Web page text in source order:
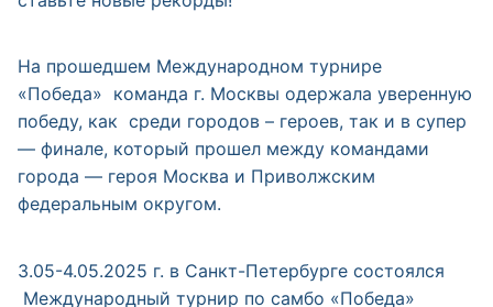
На прошедшем Международном турнире
«Победа» команда г. Москвы одержала уверенную
победу, как среди городов – героев, так и в супер
— финале, который прошел между командами
города — героя Москва и Приволжским
федеральным округом.
3.05-4.05.2025 г. в Санкт-Петербурге состоялся
Международный турнир по самбо «Победа»